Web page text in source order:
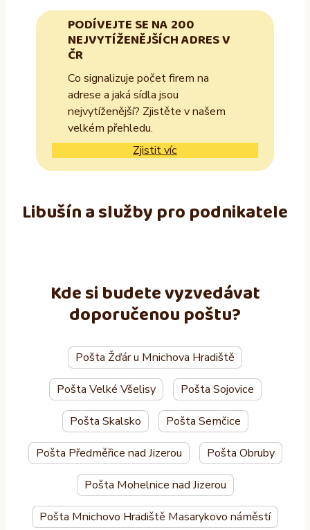
PODÍVEJTE SE NA 200
NEJVYTÍŽENĚJŠÍCH ADRES V
ČR
Co signalizuje počet firem na
adrese a jaká sídla jsou
nejvytíženější? Zjistěte v našem
velkém přehledu.
Zjistit víc
Libušín a služby pro podnikatele
Kde si budete vyzvedávat
doporučenou poštu?
Pošta Žďár u Mnichova Hradiště
Pošta Velké Všelisy Pošta Sojovice
Pošta Skalsko Pošta Semčice
Pošta Předměřice nad Jizerou Pošta Obruby
Pošta Mohelnice nad Jizerou
Pošta Mnichovo Hradiště Masarykovo náměstí